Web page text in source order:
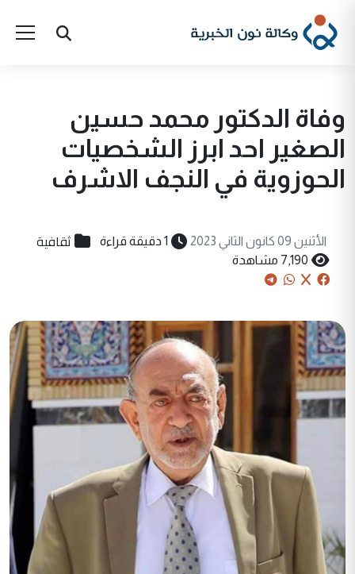
وفاة الدكتور محمد حسين
الصغير احد ابرز الشخصيات
الحوزوية في النجف الاشرف
الأثنين 09 كانون الثاني 2023 1 دقيقة قراءة ثقافية
7,190 مشاهدة